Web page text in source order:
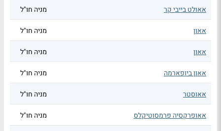
אאולט בייבי קר מניה חו"ל
אאון מניה חו"ל
אאון מניה חו"ל
אאון ביופארמה מניה חו"ל
אאוסטר מניה חו"ל
אאופרקסיה פרמסוטיקלס מניה חו"ל